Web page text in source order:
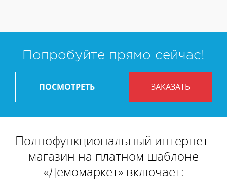
Попробуйте прямо сейчас!
ПОСМОТРЕТЬ ЗАКАЗАТЬ
Полнофункциональный интернет-
магазин на платном шаблоне
«Демомаркет» включает: